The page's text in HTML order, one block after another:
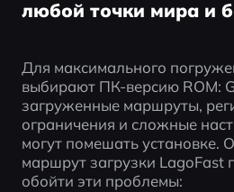
любой точки мира и
Для максимального
выбирают ПК-версию ROM:
загруженные маршруты,
ограничения и сложные
могут помешать установке.
маршрут загрузки LagoFast
обойти эти проблемы: